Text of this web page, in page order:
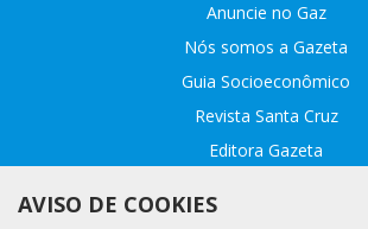
Anuncie no Gaz
Nós somos a Gazeta
Guia Socioeconômico
Revista Santa Cruz
Editora Gazeta
Fale conosco
AVISO DE COOKIES